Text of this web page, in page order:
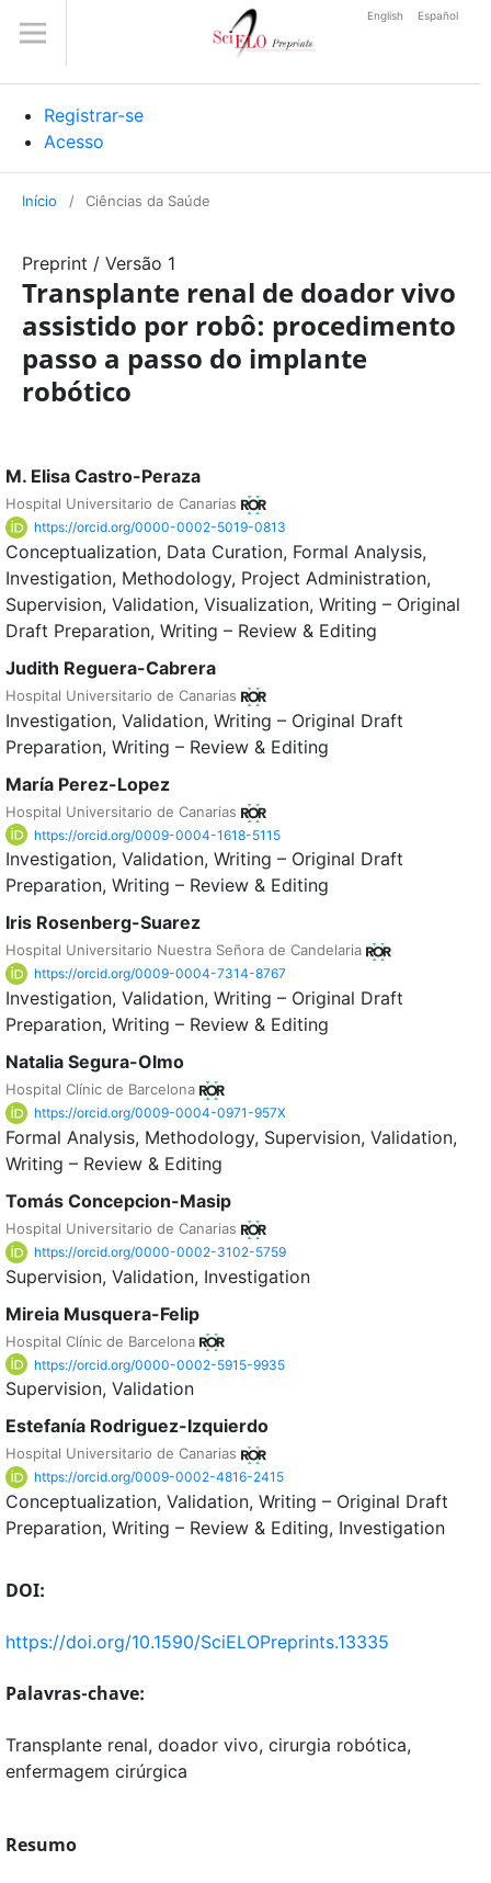
Registrar-se
Acesso
English Español
Início / Ciências da Saúde
Preprint / Versão 1
Transplante renal de doador vivo
assistido por robô: procedimento
passo a passo do implante
robótico
M. Elisa Castro-Peraza
Hospital Universitario de Canarias
https://orcid.org/0000-0002-5019-0813
Conceptualization Data Curation Formal Analysis
Investigation Methodology Project Administration
Supervision Validation Visualization Writing – Original
Draft Preparation Writing – Review & Editing
Judith Reguera-Cabrera
Hospital Universitario de Canarias
Investigation Validation Writing – Original Draft
Preparation Writing – Review & Editing
María Perez-Lopez
Hospital Universitario de Canarias
https://orcid.org/0009-0004-1618-5115
Investigation Validation Writing – Original Draft
Preparation Writing – Review & Editing
Iris Rosenberg-Suarez
Hospital Universitario Nuestra Señora de Candelaria
https://orcid.org/0009-0004-7314-8767
Investigation Validation Writing – Original Draft
Preparation Writing – Review & Editing
Natalia Segura-Olmo
Hospital Clínic de Barcelona
https://orcid.org/0009-0004-0971-957X
Formal Analysis Methodology Supervision Validation
Writing – Review & Editing
Tomás Concepcion-Masip
Hospital Universitario de Canarias
https://orcid.org/0000-0002-3102-5759
Supervision Validation Investigation
Mireia Musquera-Felip
Hospital Clínic de Barcelona
https://orcid.org/0000-0002-5915-9935
Supervision Validation
Estefanía Rodriguez-Izquierdo
Hospital Universitario de Canarias
https://orcid.org/0009-0002-4816-2415
Conceptualization Validation Writing – Original Draft
Preparation Writing – Review & Editing Investigation
DOI:
https://doi.org/10.1590/SciELOPreprints.13335
Palavras-chave:
Transplante renal, doador vivo, cirurgia robótica,
enfermagem cirúrgica
Resumo